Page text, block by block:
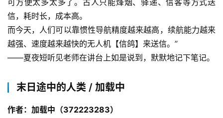
可方便太多太多了。古人只能烽烟、驿递、信客等方式送
信，耗时长，成本高。
而今天，人们可以靠惯性导航精度越来越高，续航能力越来
越强、速度越来越快的无人机【信鸽】来送信。”
——夏夜短听见老师在讲台上如是说到，默默地记下笔记。
末日途中的人类 / 加载中
作者：加载中（372223283）